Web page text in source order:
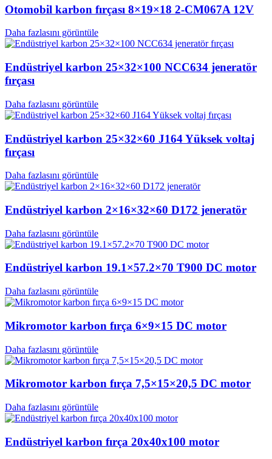
Otomobil karbon fırçası 8×19×18 2-CM067A 12V
Daha fazlasını görüntüle
Endüstriyel karbon 25×32×100 NCC634 jeneratör
fırçası
Daha fazlasını görüntüle
Endüstriyel karbon 25×32×60 J164 Yüksek voltaj
fırçası
Daha fazlasını görüntüle
Endüstriyel karbon 2×16×32×60 D172 jeneratör
Daha fazlasını görüntüle
Endüstriyel karbon 19.1×57.2×70 T900 DC motor
Daha fazlasını görüntüle
Mikromotor karbon fırça 6×9×15 DC motor
Daha fazlasını görüntüle
Mikromotor karbon fırça 7,5×15×20,5 DC motor
Daha fazlasını görüntüle
Endüstriyel karbon fırça 20x40x100 motor